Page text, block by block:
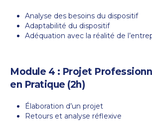
Analyse des besoins du dispositif
Adaptabilité du dispositif
Adéquation avec la réalité de
Module 4 : Projet
en Pratique (2h)
Élaboration d’un projet
Retours et analyse réflexive